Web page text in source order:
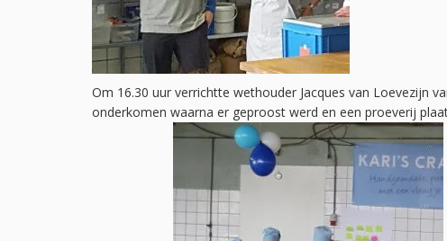
Om 16.30 uur verrichtte wethouder Jacques van Loevezijn
onderkomen waarna er geproost werd en een proeverij